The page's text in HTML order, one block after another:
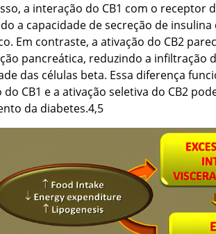
a interação do CB1 com o receptor
a capacidade de secreção de
Em contraste, a ativação do CB2
pancreática, reduzindo a infiltração
das células beta. Essa diferença
do CB1 e a ativação seletiva do CB2
da diabetes.4,5